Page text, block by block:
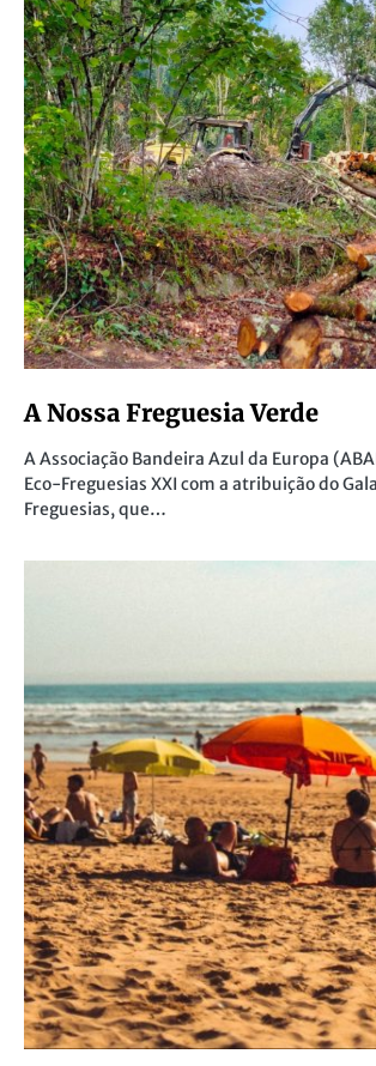
A Nossa Freguesia Verde
A Associação Bandeira Azul da Europa
Eco-Freguesias XXI com a atribuição do
Freguesias, que…